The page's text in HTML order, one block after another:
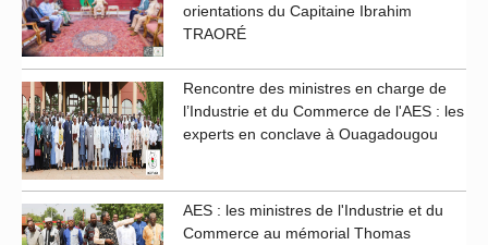
orientations du Capitaine Ibrahim
TRAORÉ
Rencontre des ministres en charge de
l’Industrie et du Commerce de l'AES : les
experts en conclave à Ouagadougou
AES : les ministres de l'Industrie et du
Commerce au mémorial Thomas